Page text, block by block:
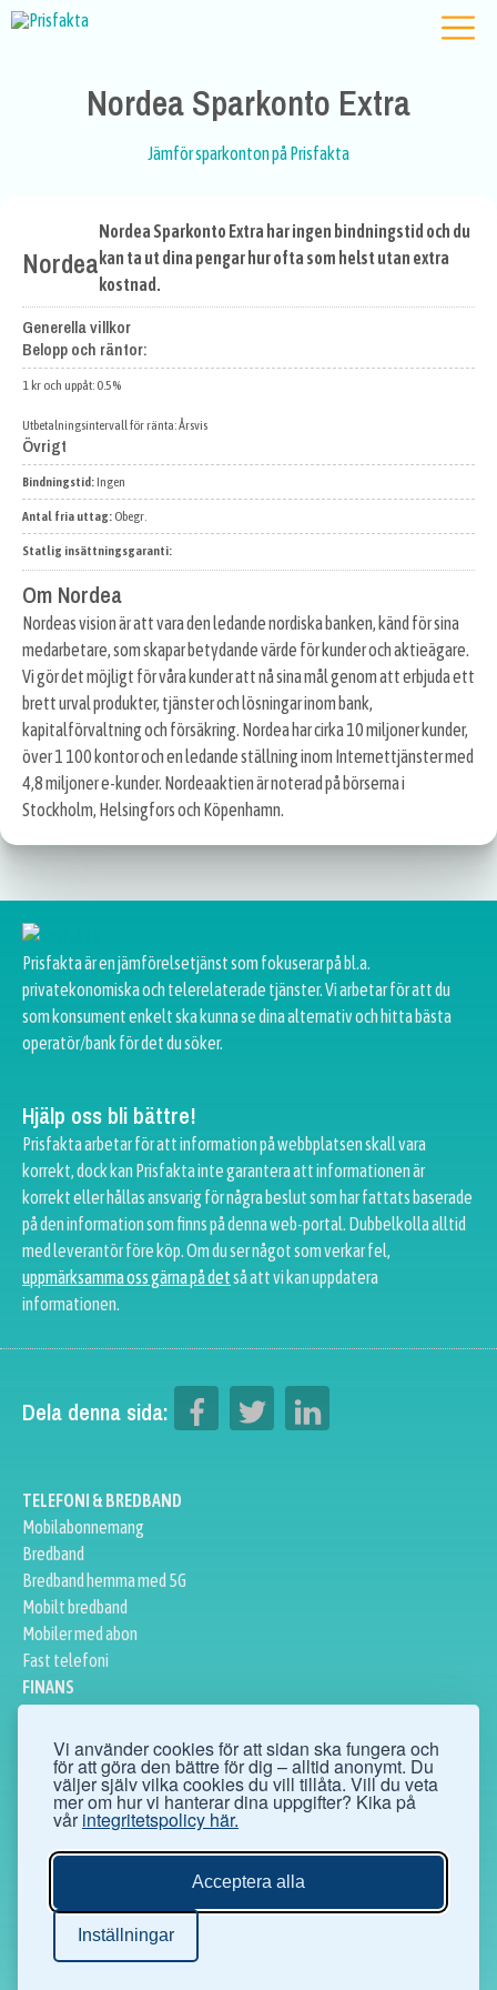
Vi använder cookies för att sidan ska fungera och
för att göra den bättre för dig – alltid anonymt. Du
väljer själv vilka cookies du vill tillåta. Vill du veta
mer om hur vi hanterar dina uppgifter? Kika på
vår integritetspolicy här.
Acceptera alla
Inställningar
Nordea Sparkonto Extra
Jämför sparkonton på Prisfakta
Nordea
Nordea Sparkonto Extra har ingen bindningstid och du
kan ta ut dina pengar hur ofta som helst utan extra
kostnad.
Generella villkor
Belopp och räntor:
1 kr och uppåt: 0.5%
Utbetalningsintervall för ränta: Årsvis
Övrigt
Bindningstid: Ingen
Antal fria uttag: Obegr.
Statlig insättningsgaranti:
Om Nordea
Nordeas vision är att vara den ledande nordiska banken, känd för sina
medarbetare, som skapar betydande värde för kunder och aktieägare.
Vi gör det möjligt för våra kunder att nå sina mål genom att erbjuda ett
brett urval produkter, tjänster och lösningar inom bank,
kapitalförvaltning och försäkring. Nordea har cirka 10 miljoner kunder,
över 1 100 kontor och en ledande ställning inom Internettjänster med
4,8 miljoner e-kunder. Nordeaaktien är noterad på börserna i
Stockholm, Helsingfors och Köpenhamn.
Prisfakta är en jämförelsetjänst som fokuserar på bl.a.
privatekonomiska och telerelaterade tjänster. Vi arbetar för att du
som konsument enkelt ska kunna se dina alternativ och hitta bästa
operatör/bank för det du söker.
Hjälp oss bli bättre!
Prisfakta arbetar för att information på webbplatsen skall vara
korrekt, dock kan Prisfakta inte garantera att informationen är
korrekt eller hållas ansvarig för några beslut som har fattats baserade
på den information som finns på denna web-portal. Dubbelkolla alltid
med leverantör före köp. Om du ser något som verkar fel,
uppmärksamma oss gärna på detså att vi kan uppdatera
informationen.
Dela denna sida:
TELEFONI & BREDBAND
Mobilabonnemang
Bredband
Bredband hemma med 5G
Mobilt bredband
Mobiler med abon
Fast telefoni
FINANS
Företagslån
Sparkonto
Bolån
Aktier
ÖVRIGT
Hälsofakta
Digital säkerhet
Personlig säkerhet